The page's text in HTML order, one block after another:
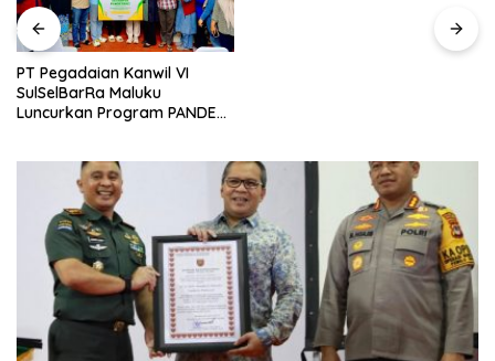
PT Pegadaian Kanwil VI
SulSelBarRa Maluku
Luncurkan Program PANDE